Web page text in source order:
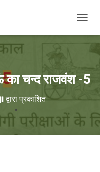
चन्द राजवंश -5
द्वारा प्रकाशित